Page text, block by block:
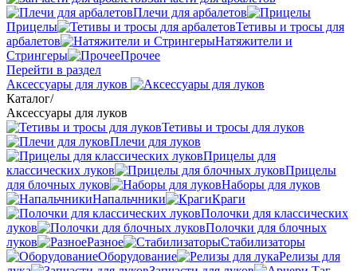
Плечи для арбалетов
Прицелы
Тетивы и тросы для
арбалетов
Натяжители и
Стрингеры
Прочее
Перейти в раздел
Аксессуары для луков
Каталог/
Аксессуары для луков
Тетивы и тросы для луков
Плечи для луков
Прицелы для
классических луков
Прицелы
для блочных луков
Наборы для луков
Напальчники
Краги
Полочки для классических
луков
Полочки для блочных
луков
Разное
Стабилизаторы
Оборудование
Релизы для